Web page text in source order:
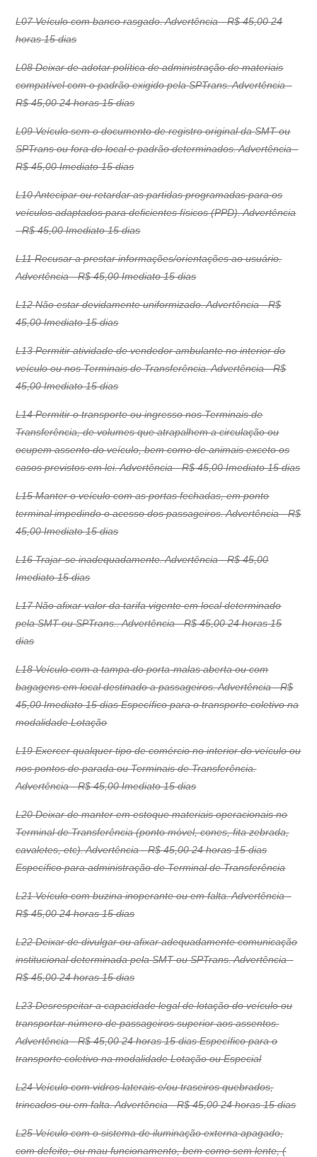
L07 Veículo com banco rasgado. Advertência - R$ 45,00 24
horas 15 dias
L08 Deixar de adotar política de administração de materiais
compatível com o padrão exigido pela SPTrans. Advertência -
R$ 45,00 24 horas 15 dias
L09 Veículo sem o documento de registro original da SMT ou
SPTrans ou fora do local e padrão determinados. Advertência -
R$ 45,00 Imediato 15 dias
L10 Antecipar ou retardar as partidas programadas para os
veículos adaptados para deficientes físicos (PPD). Advertência
- R$ 45,00 Imediato 15 dias
L11 Recusar a prestar informações/orientações ao usuário.
Advertência - R$ 45,00 Imediato 15 dias
L12 Não estar devidamente uniformizado. Advertência - R$
45,00 Imediato 15 dias
L13 Permitir atividade de vendedor ambulante no interior do
veículo ou nos Terminais de Transferência. Advertência - R$
45,00 Imediato 15 dias
L14 Permitir o transporte ou ingresso nos Terminais de
Transferência, de volumes que atrapalhem a circulação ou
ocupem assento do veículo, bem como de animais exceto os
casos previstos em lei. Advertência - R$ 45,00 Imediato 15 dias
L15 Manter o veículo com as portas fechadas, em ponto
terminal impedindo o acesso dos passageiros. Advertência - R$
45,00 Imediato 15 dias
L16 Trajar-se inadequadamente. Advertência - R$ 45,00
Imediato 15 dias
L17 Não afixar valor da tarifa vigente em local determinado
pela SMT ou SPTrans.. Advertência - R$ 45,00 24 horas 15
dias
L18 Veículo com a tampa do porta-malas aberta ou com
bagagens em local destinado a passageiros. Advertência - R$
45,00 Imediato 15 dias Específico para o transporte coletivo na
modalidade Lotação
L19 Exercer qualquer tipo de comércio no interior do veículo ou
nos pontos de parada ou Terminais de Transferência.
Advertência - R$ 45,00 Imediato 15 dias
L20 Deixar de manter em estoque materiais operacionais no
Terminal de Transferência (ponto móvel, cones, fita zebrada,
cavaletes, etc). Advertência - R$ 45,00 24 horas 15 dias
Específico para administração de Terminal de Transferência
L21 Veículo com buzina inoperante ou em falta. Advertência -
R$ 45,00 24 horas 15 dias
L22 Deixar de divulgar ou afixar adequadamente comunicação
institucional determinada pela SMT ou SPTrans. Advertência -
R$ 45,00 24 horas 15 dias
L23 Desrespeitar a capacidade legal de lotação do veículo ou
transportar número de passageiros superior aos assentos.
Advertência - R$ 45,00 24 horas 15 dias Específico para o
transporte coletivo na modalidade Lotação ou Especial
L24 Veículo com vidros laterais e/ou traseiros quebrados,
trincados ou em falta. Advertência - R$ 45,00 24 horas 15 dias
L25 Veículo com o sistema de iluminação externa apagado,
com defeito, ou mau funcionamento, bem como sem lente, (